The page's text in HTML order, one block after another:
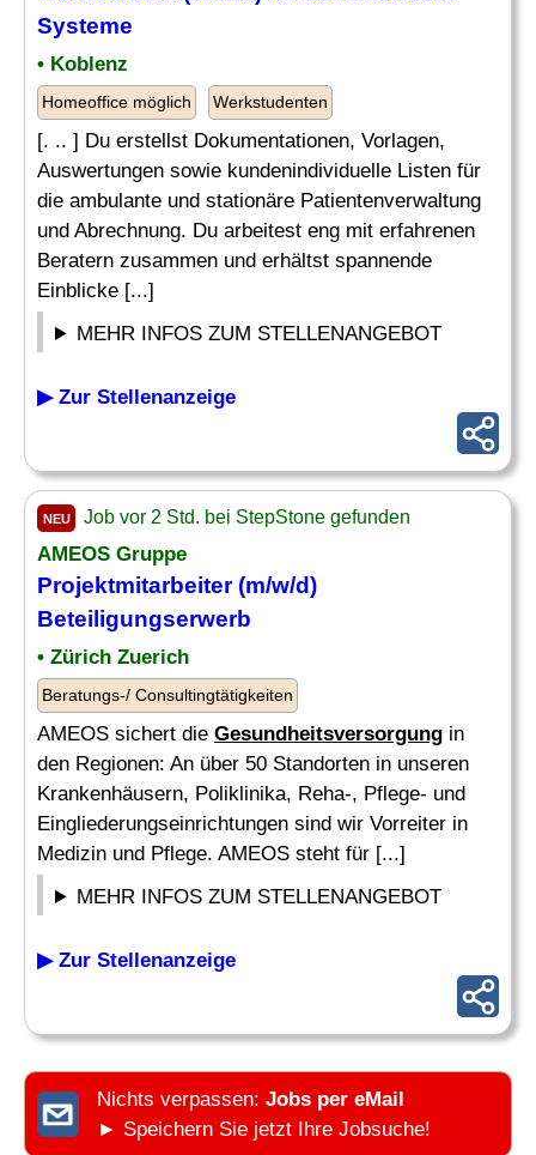
Systeme
• Koblenz
Homeoffice möglich Werkstudenten
[. .. ] Du erstellst Dokumentationen, Vorlagen,
Auswertungen sowie kundenindividuelle Listen für
die ambulante und stationäre Patientenverwaltung
und Abrechnung. Du arbeitest eng mit erfahrenen
Beratern zusammen und erhältst spannende
Einblicke [...]
MEHR INFOS ZUM STELLENANGEBOT
▶ Zur Stellenanzeige
NEU Job vor 2 Std. bei StepStone gefunden
AMEOS Gruppe
Projektmitarbeiter (m/w/d)
Beteiligungserwerb
• Zürich Zuerich
Beratungs-/ Consultingtätigkeiten
AMEOS sichert die Gesundheitsversorgung in
den Regionen: An über 50 Standorten in unseren
Krankenhäusern, Poliklinika, Reha-, Pflege- und
Eingliederungseinrichtungen sind wir Vorreiter in
Medizin und Pflege. AMEOS steht für [...]
MEHR INFOS ZUM STELLENANGEBOT
▶ Zur Stellenanzeige
Nichts verpassen: Jobs per eMail
► Speichern Sie jetzt Ihre Jobsuche!